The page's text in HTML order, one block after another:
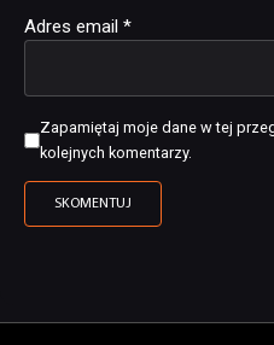
Adres email *
Zapamiętaj moje dane w tej
kolejnych komentarzy.